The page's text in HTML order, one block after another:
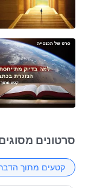
סרטונים
קטעים מתוך